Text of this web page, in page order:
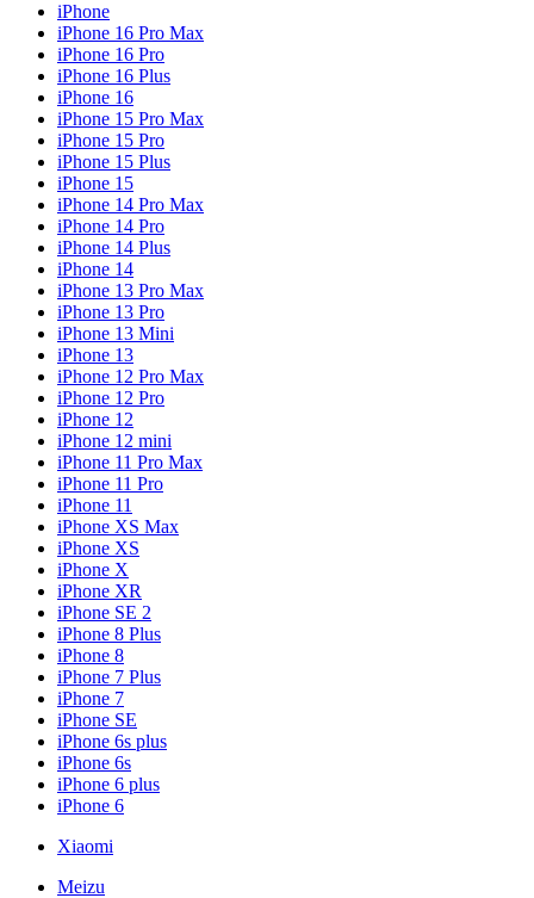
iPhone
iPhone 16 Pro Max
iPhone 16 Pro
iPhone 16 Plus
iPhone 16
iPhone 15 Pro Max
iPhone 15 Pro
iPhone 15 Plus
iPhone 15
iPhone 14 Pro Max
iPhone 14 Pro
iPhone 14 Plus
iPhone 14
iPhone 13 Pro Max
iPhone 13 Pro
iPhone 13 Mini
iPhone 13
iPhone 12 Pro Max
iPhone 12 Pro
iPhone 12
iPhone 12 mini
iPhone 11 Pro Max
iPhone 11 Pro
iPhone 11
iPhone XS Max
iPhone XS
iPhone X
iPhone XR
iPhone SE 2
iPhone 8 Plus
iPhone 8
iPhone 7 Plus
iPhone 7
iPhone SE
iPhone 6s plus
iPhone 6s
iPhone 6 plus
iPhone 6
Xiaomi
Meizu